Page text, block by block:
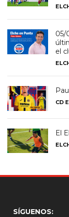
05/
el
CD
El
SÍGUENOS: